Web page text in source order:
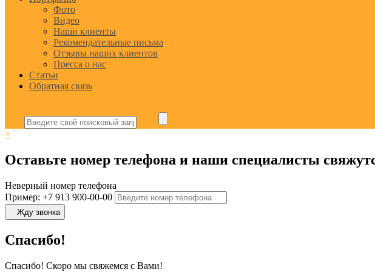
Фото
Видео
Наши клиенты
Рекомендательные письма
Отзывы наших клиентов
Пресса о нас
Статьи
Обратная связь
×
Оставьте номер телефона и наши специалисты
Неверный номер телефона
Пример: +7 913 900-00-00
Жду звонка
Спасибо!
Спасибо! Скоро мы свяжемся с Вами!